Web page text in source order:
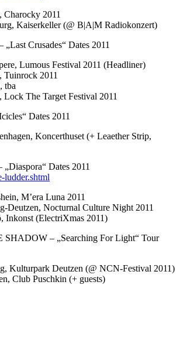
Charocky 2011
Kaiserkeller (@ B|A|M Radiokonzert)
Crusades“ Dates 2011
Lumous Festival 2011 (Headliner)
Tuinrock 2011
tba
Lock The Target Festival 2011
Dates 2011
Koncerthuset (+ Leaether Strip,
Dates 2011
ludder.shtml
M’era Luna 2011
Deutzen, Nocturnal Culture Night 2011
Inkonst (ElectriXmas 2011)
– „Searching For Light“ Tour
Kulturpark Deutzen (@ NCN-Festival 2011)
Club Puschkin (+ guests)